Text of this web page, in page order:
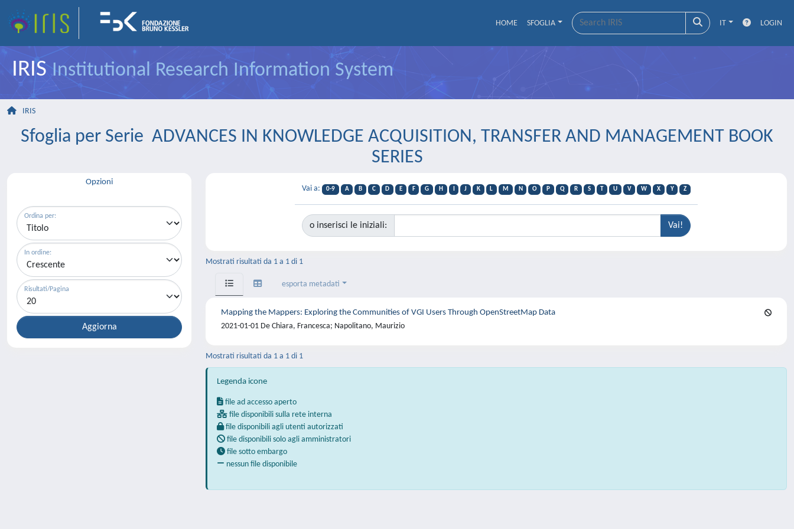
HOME SFOGLIA IT LOGIN
IRISInstitutional Research Information System
IRIS
Sfoglia per Serie ADVANCES IN KNOWLEDGE ACQUISITION, TRANSFER AND MANAGEMENT BOOK
SERIES
Opzioni
Ordina per:
In ordine:
Risultati/Pagina
Vai a: 0-9 A B C D E F G H J K L M N O P Q R S T U V W X Y Z
o inserisci le iniziali:
Mostrati risultati da 1 a 1 di 1
esporta metadati
Mapping the Mappers: Exploring the Communities of VGI Users Through OpenStreetMap Data
2021-01-01 De Chiara, Francesca; Napolitano, Maurizio
Mostrati risultati da 1 a 1 di 1
Legenda icone
file ad accesso aperto
file disponibili sulla rete interna
file disponibili agli utenti autorizzati
file disponibili solo agli amministratori
file sotto embargo
nessun file disponibile